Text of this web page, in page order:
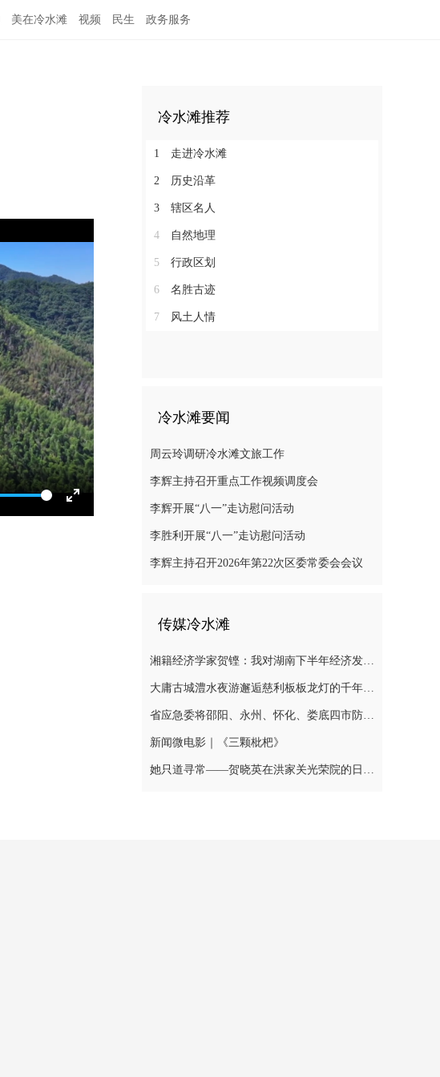
美在冷水滩 视频 民生 政务服务
Enter
冷水滩推荐
1 走进冷水滩
2 历史沿革
3 辖区名人
4 自然地理
5 行政区划
6 名胜古迹
7 风土人情
冷水滩要闻
周云玲调研冷水滩文旅工作
李辉主持召开重点工作视频调度会
李辉开展“八一”走访慰问活动
李胜利开展“八一”走访慰问活动
李辉主持召开2026年第22次区委常委会会议
传媒冷水滩
湘籍经济学家贺铿：我对湖南下半年经济发展有信心
大庸古城澧水夜游邂逅慈利板板龙灯的千年浪漫
省应急委将邵阳、永州、怀化、娄底四市防汛抗灾应急响应提升至三级
新闻微电影｜《三颗枇杷》
她只道寻常——贺晓英在洪家关光荣院的日与夜